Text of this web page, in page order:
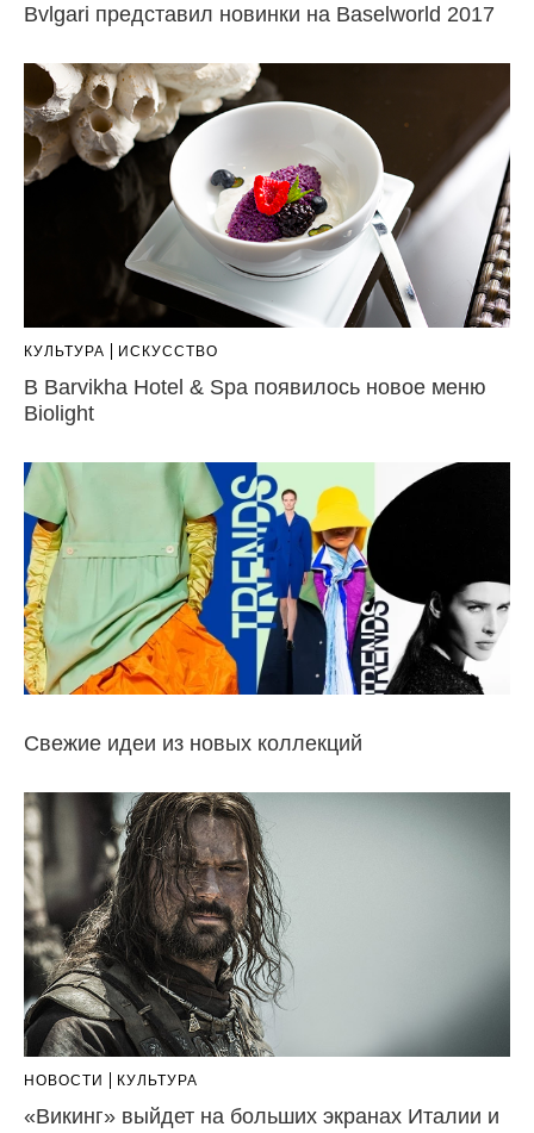
Bvlgari представил новинки на Baselworld 2017
КУЛЬТУРА ИСКУССТВО
В Barvikha Hotel & Spa появилось новое меню
Biolight
Свежие идеи из новых коллекций
НОВОСТИ КУЛЬТУРА
«Викинг» выйдет на больших экранах Италии и